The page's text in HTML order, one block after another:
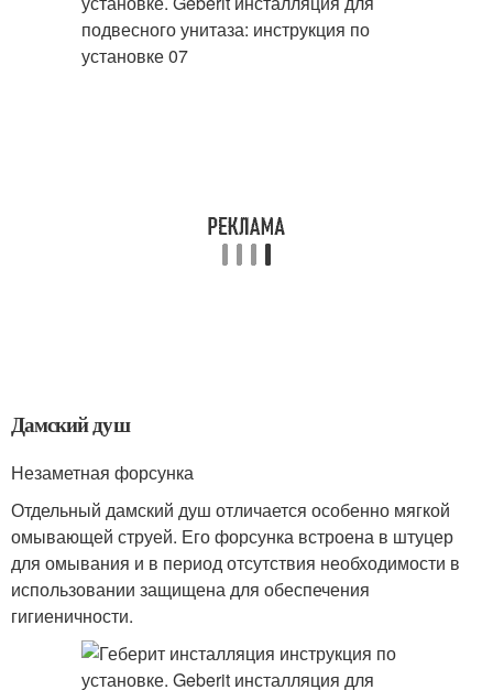
Дамский душ
Незаметная форсунка
Отдельный дамский душ отличается особенно мягкой
омывающей струей. Его форсунка встроена в штуцер
для омывания и в период отсутствия необходимости в
использовании защищена для обеспечения
гигиеничности.